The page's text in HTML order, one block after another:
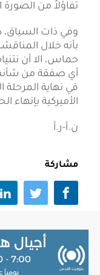
تفاؤلاً من الصورة
وفي ذات السياق،
بأنه خلال
حماس، الا أن
أي صفقة من
في نهاية المرحلة
الأميركية بإنهاء
ن.أ-ر.أ
مشاركة